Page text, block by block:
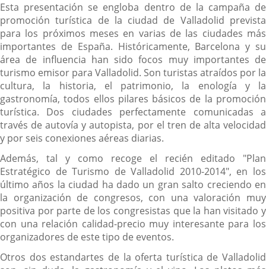
Esta presentación se engloba dentro de la campaña de
promoción turística de la ciudad de Valladolid prevista
para los próximos meses en varias de las ciudades más
importantes de España. Históricamente, Barcelona y su
área de influencia han sido focos muy importantes de
turismo emisor para Valladolid. Son turistas atraídos por la
cultura, la historia, el patrimonio, la enología y la
gastronomía, todos ellos pilares básicos de la promoción
turística. Dos ciudades perfectamente comunicadas a
través de autovía y autopista, por el tren de alta velocidad
y por seis conexiones aéreas diarias.
Además, tal y como recoge el recién editado "Plan
Estratégico de Turismo de Valladolid 2010-2014", en los
último años la ciudad ha dado un gran salto creciendo en
la organización de congresos, con una valoración muy
positiva por parte de los congresistas que la han visitado y
con una relación calidad-precio muy interesante para los
organizadores de este tipo de eventos.
Otros dos estandartes de la oferta turística de Valladolid